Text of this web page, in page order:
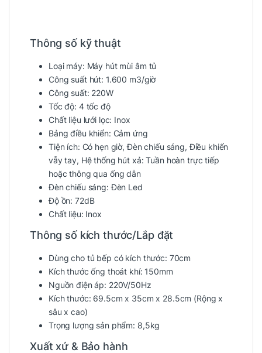
Thông số kỹ thuật
Loại máy: Máy hút mùi âm tủ
Công suất hút: 1.600 m3/giờ
Công suất: 220W
Tốc độ: 4 tốc độ
Chất liệu lưới lọc: Inox
Bảng điều khiển: Cảm ứng
Tiện ích: Có hẹn giờ, Đèn chiếu sáng, Điều khiển
vẫy tay, Hệ thống hút xả: Tuần hoàn trực tiếp
hoặc thông qua ống dẫn
Đèn chiếu sáng:Đèn Led
Độ ồn:72dB
Chất liệu: Inox
Thông số kích thước/Lắp đặt
Dùng cho tủ bếp có kích thước: 70cm
Kích thước ống thoát khí: 150mm
Nguồn điện áp: 220V/50Hz
Kích thước: 69.5cm x 35cm x 28.5cm (Rộng x
sâu x cao)
Trọng lượng sản phẩm: 8,5kg
Xuất xứ & Bảo hành